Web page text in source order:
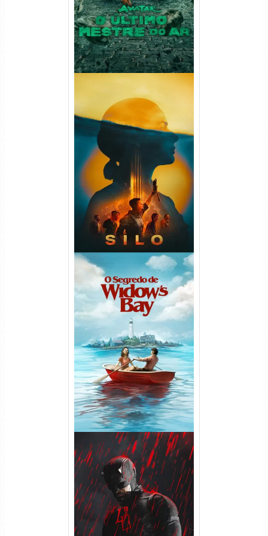
Silo 2ª Temporada (2024)
WEB-DL 1080p Dual Áudio
O Segredo de Widow’s Bay
1ª Temporada Torrent (2026)
WEB-DL 1080p Dual Áudio
Demolidor: Renascido 2ª
Temporada (2026) WEB-DL
1080p Dual Áudio